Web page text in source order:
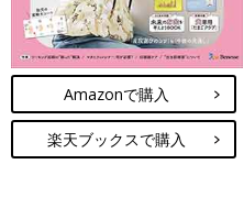
Amazonで購入
楽天ブックスで購入